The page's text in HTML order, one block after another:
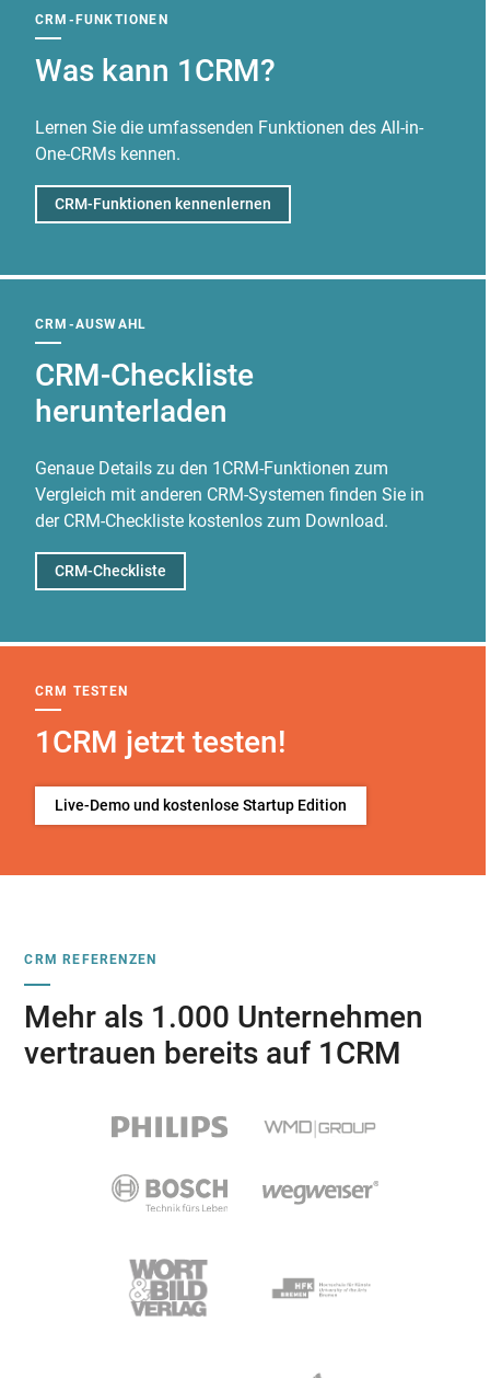
CRM-FUNKTIONEN
Was kann 1CRM?
Lernen Sie die umfassenden Funktionen des All-in-
One-CRMs kennen.
CRM-Funktionen kennenlernen
CRM-AUSWAHL
CRM-Checkliste
herunterladen
Genaue Details zu den 1CRM-Funktionen zum
Vergleich mit anderen CRM-Systemen finden Sie in
der CRM-Checkliste kostenlos zum Download.
CRM-Checkliste
CRM TESTEN
1CRM jetzt testen!
Live-Demo und kostenlose Startup Edition
CRM REFERENZEN
Mehr als 1.000 Unternehmen
vertrauen bereits auf 1CRM